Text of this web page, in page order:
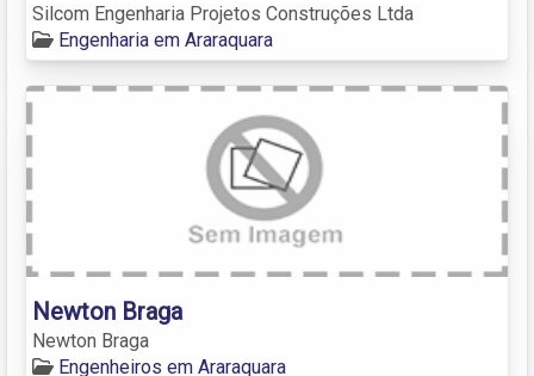
Silcom Engenharia Projetos Construções Ltda
Engenharia em Araraquara
Newton Braga
Newton Braga
Engenheiros em Araraquara